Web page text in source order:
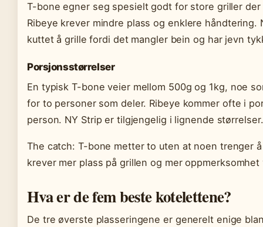
T-bone egner seg spesielt godt for store griller
Ribeye krever mindre plass og enklere håndtering.
kuttet å grille fordi det mangler bein og har jevn
Porsjonsstørrelser
En typisk T-bone veier mellom 500g og 1kg, noe
for to personer som deler. Ribeye kommer ofte i
person. NY Strip er tilgjengelig i lignende størrelser.
The catch: T-bone metter to uten at noen trenger
krever mer plass på grillen og mer
Hva er de fem beste kotelettene?
De tre øverste plasseringene er generelt enige